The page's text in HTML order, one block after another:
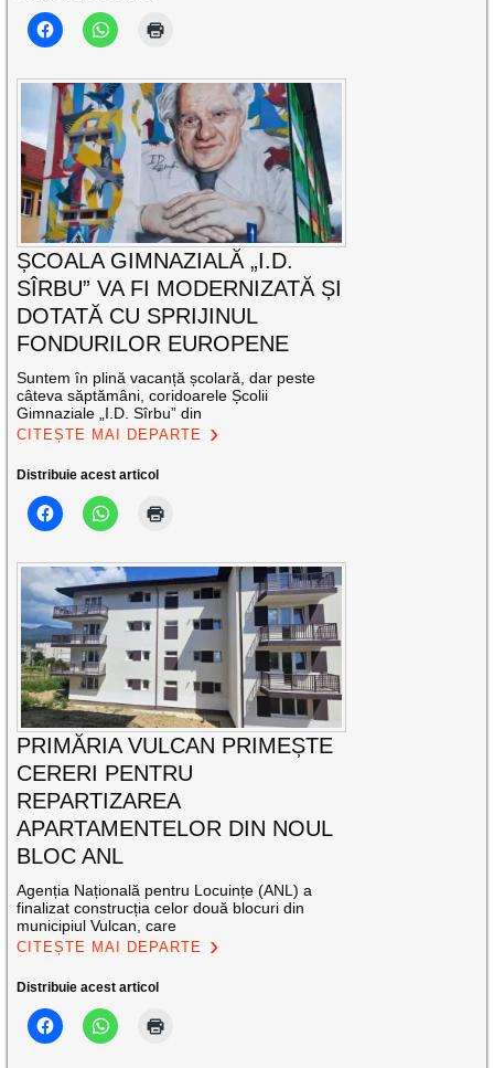
ȘCOALA GIMNAZIALĂ „I.D.
SÎRBU” VA FI MODERNIZATĂ ȘI
DOTATĂ CU SPRIJINUL
FONDURILOR EUROPENE
Suntem în plină vacanță școlară, dar peste
câteva săptămâni, coridoarele Școlii
Gimnaziale „I.D. Sîrbu” din
CITEȘTE MAI DEPARTE
Distribuie acest articol
PRIMĂRIA VULCAN PRIMEȘTE
CERERI PENTRU
REPARTIZAREA
APARTAMENTELOR DIN NOUL
BLOC ANL
Agenția Națională pentru Locuințe (ANL) a
finalizat construcția celor două blocuri din
municipiul Vulcan, care
CITEȘTE MAI DEPARTE
Distribuie acest articol